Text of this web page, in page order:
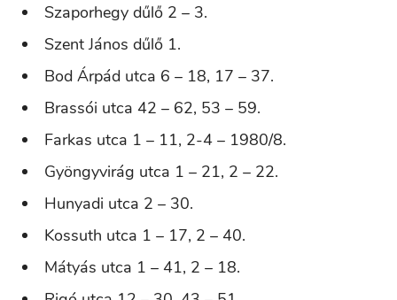
Szaporhegy dűlő 2 – 3.
Szent János dűlő 1.
Bod Árpád utca 6 – 18, 17 – 37.
Brassói utca 42 – 62, 53 – 59.
Farkas utca 1 – 11, 2-4 – 1980/8.
Gyöngyvirág utca 1 – 21, 2 – 22.
Hunyadi utca 2 – 30.
Kossuth utca 1 – 17, 2 – 40.
Mátyás utca 1 – 41, 2 – 18.